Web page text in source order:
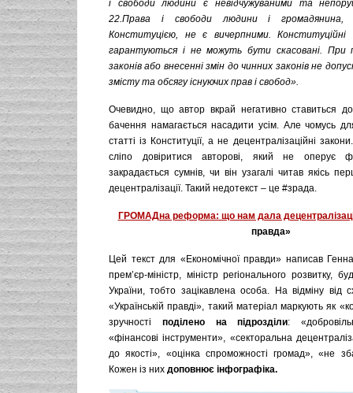
і свободи людини є невідчужуваними та
22.Права і свободи людини і громадянина,
Конституцією, не є вичерпними. Конституційні
гарантуються і не можуть бути скасовані. При
законів або внесенні змін до чинних законів не
змісту та обсягу існуючих прав і свобод».
Очевидно, що автор вкрай негативно ставиться
бачення намагається насадити усім. Але чомусь
статті із Конституції, а не децентралізаційні
сліпо довіритися авторові, який не оперує
закрадається сумнів, чи він узагалі читав якісь
децентралізації. Такий недотекст – це #зрада.
ГРОМАДна реформа: що нам дала
правда»
Цей текст для «Економічної правди» написав
прем’єр-міністр, міністр регіонального розвитку,
України, тобто зацікавлена особа. На відміну від
«Українській правді», такий матеріал маркують як
зручності поділено на підрозділи:
«фінансові інструменти», «секторальна
до якості», «оцінка спроможності громад», «не
Кожен із них доповнює інфографіка.